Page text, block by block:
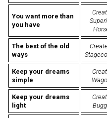
You want more than
you have
The best of the old
ways
Keep your dreams
simple
Keep your dreams
light